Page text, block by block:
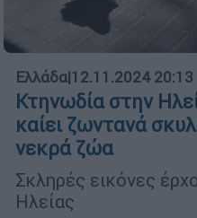
Ελλάδα|12.11.2024 20:13
Κτηνωδία στην
καίει ζωντανά
νεκρά ζώα
Σκληρές εικόνες
Ηλείας